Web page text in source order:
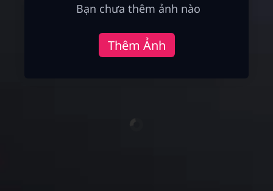
Bạn chưa thêm ảnh nào
Thêm Ảnh